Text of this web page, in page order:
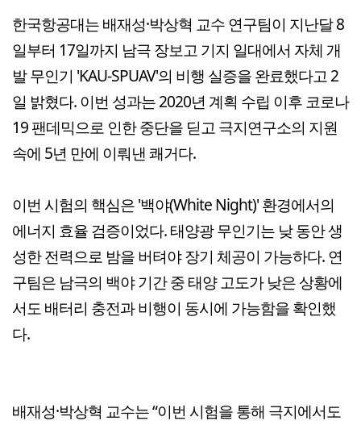
한국항공대는 배재성·박상혁 교수 연구팀이 지난달 8
일부터 17일까지 남극 장보고 기지 일대에서 자체 개
발 무인기 'KAU-SPUAV'의 비행 실증을 완료했다고 2
일 밝혔다. 이번 성과는 2020년 계획 수립 이후 코로나
19 팬데믹으로 인한 중단을 딛고 극지연구소의 지원
속에 5년 만에 이뤄낸 쾌거다.
이번 시험의 핵심은 '백야(White Night)' 환경에서의
에너지 효율 검증이었다. 태양광 무인기는 낮 동안 생
성한 전력으로 밤을 버텨야 장기 체공이 가능하다. 연
구팀은 남극의 백야 기간 중 태양 고도가 낮은 상황에
서도 배터리 충전과 비행이 동시에 가능함을 확인했
다.
배재성·박상혁 교수는 “이번 시험을 통해 극지에서도